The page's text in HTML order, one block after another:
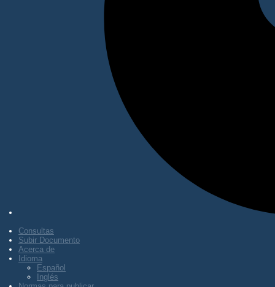
Consultas
Subir Documento
Acerca de
Idioma
Español
Inglés